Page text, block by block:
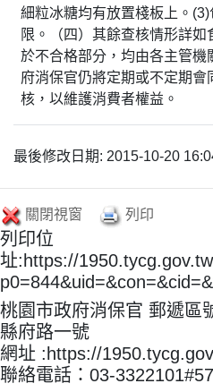
細粒冰糖均有放置棧板上。
限。（四）其餘查核情形詳
於不合格部分，均由各主管
府消保官仍將定期或不定期
核，以維護消費者權益。
最後修改日期: 2015-10-20
關閉視窗 列印
列印位
址:https://
桃園市政府消保官 郵遞區
縣府路一號
網址 :https://
聯絡電話：03-